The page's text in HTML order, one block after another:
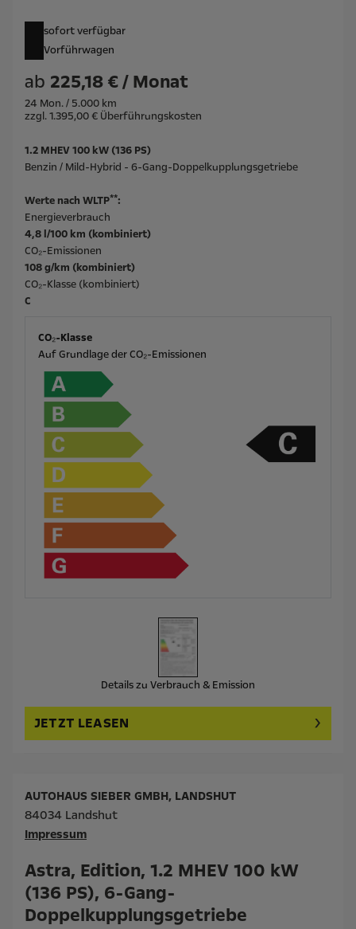
sofort verfügbar
Vorführwagen
ab 225,18 € / Monat
24 Mon. / 5.000 km
zzgl. 1.395,00 € Überführungskosten
1.2 MHEV 100 kW (136 PS)
Benzin / Mild-Hybrid - 6-Gang-Doppelkupplungsgetriebe
Werte nach WLTP**:
Energieverbrauch
4,8 l/100 km (kombiniert)
CO₂-Emissionen
108 g/km (kombiniert)
CO₂-Klasse (kombiniert)
C
CO₂-Klasse
Auf Grundlage der CO₂-Emissionen
Details zu Verbrauch & Emission
JETZT LEASEN
Astra, Edition, 1.2 MHEV 100 kW
(136 PS), 6-Gang-
Doppelkupplungsgetriebe
AUTOHAUS SIEBER GMBH, LANDSHUT
84034 Landshut
Impressum